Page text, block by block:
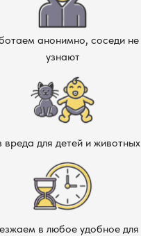
анонимно, соседи не
узнают
вреда для детей и животных
в любое удобное для